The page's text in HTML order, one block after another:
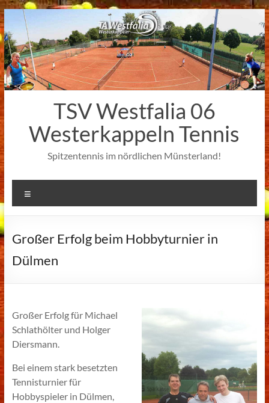
Zum
Inhalt
springen
TSV Westfalia 06
Westerkappeln Tennis
Spitzentennis im nördlichen Münsterland!
Großer Erfolg beim Hobbyturnier in
Dülmen
Großer Erfolg für Michael
Schlathölter und Holger
Diersmann.
Bei einem stark besetzten
Tennisturnier für
Hobbyspieler in Dülmen,